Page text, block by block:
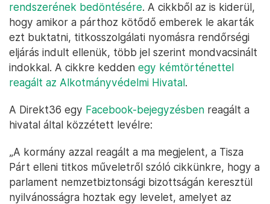
rendszerének bedöntésére. A cikkből az is kiderül,
hogy amikor a párthoz kötődő emberek le akarták
ezt buktatni, titkosszolgálati nyomásra rendőrségi
eljárás indult ellenük, több jel szerint mondvacsinált
indokkal. A cikkre kedden egy kémtörténettel
reagált az Alkotmányvédelmi Hivatal.
A Direkt36 egy Facebook-bejegyzésben reagált a
hivatal által közzétett levélre:
„A kormány azzal reagált a ma megjelent, a Tisza
Párt elleni titkos műveletről szóló cikkünkre, hogy a
parlament nemzetbiztonsági bizottságán keresztül
nyilvánosságra hoztak egy levelet, amelyet az